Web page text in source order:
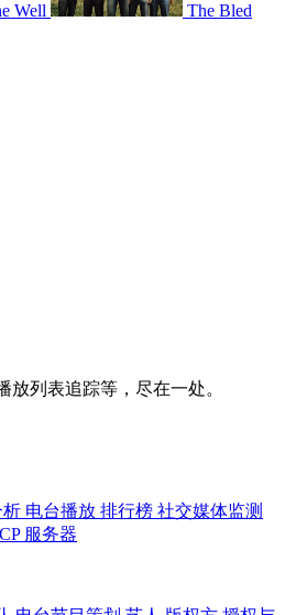
Well
The Bled
列表追踪等，尽在一处。
析 电台播放 排行榜 社交媒体监测
服务器